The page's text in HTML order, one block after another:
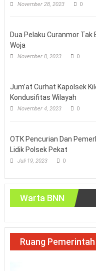
November 28, 2023 0
Dua Pelaku Curanmor
Woja
November 8, 2023 0
Jum’at Curhat Kapolsek
Kondusifitas Wilayah
November 4, 2023 0
OTK Pencurian Dan
Lidik Polsek Pekat
Juli 19, 2023 0
Warta BNN
Ruang Pemerintah